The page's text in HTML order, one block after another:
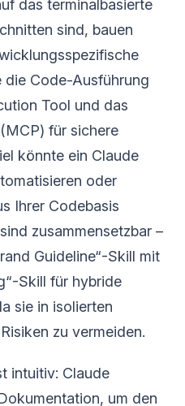
das terminalbasierte
sind, bauen
die Code-Ausführung
Tool und das
für sichere
könnte ein Claude
oder
Ihrer Codebasis
zusammensetzbar –
Guideline“-Skill mit
Skill für hybride
sie in isolierten
zu vermeiden.
intuitiv: Claude
um den